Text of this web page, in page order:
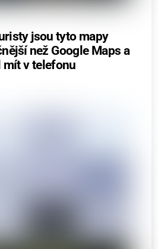
jsou tyto mapy
než Google Maps a
mít v telefonu